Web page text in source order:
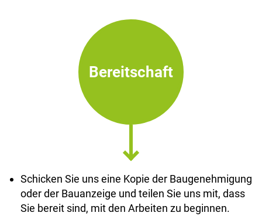
Bereitschaft
Schicken Sie uns eine Kopie der Baugenehmigung
oder der Bauanzeige und teilen Sie uns mit, dass
Sie bereit sind, mit den Arbeiten zu beginnen.